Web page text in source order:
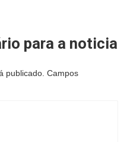
para a noticia
publicado. Campos